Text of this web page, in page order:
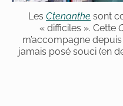
LesCtenanthe sont
« difficiles ». Cette
m’accompagne depuis
jamais posé souci (en